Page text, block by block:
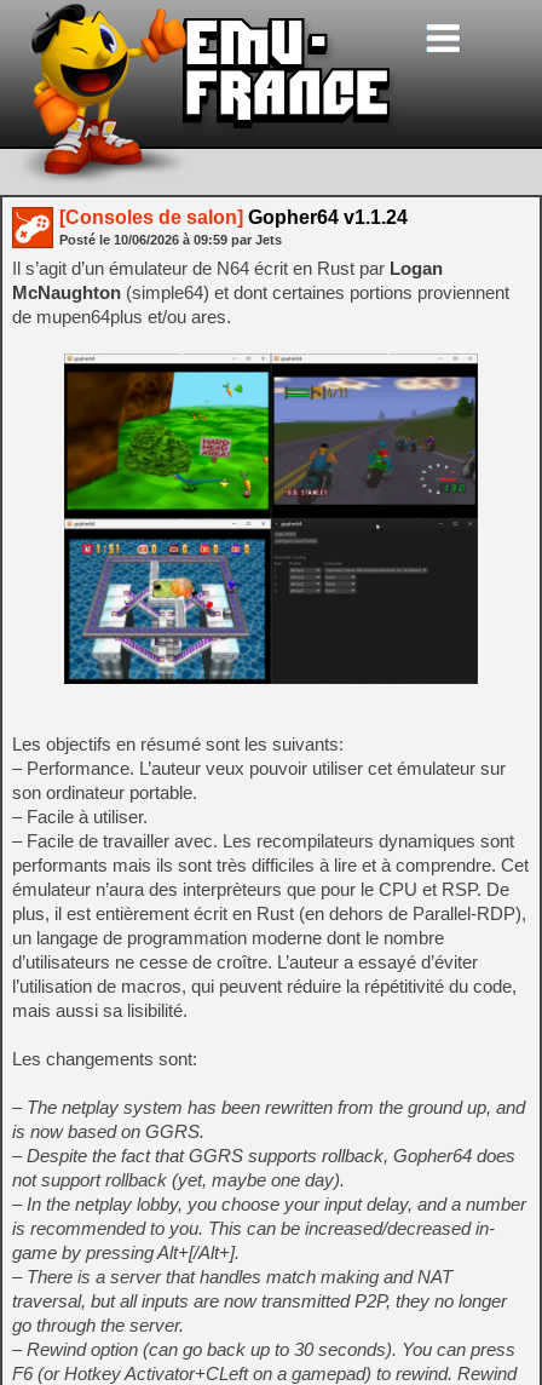
[Consoles de salon] Gopher64 v1.1.24
Posté le 10/06/2026 à 09:59 par Jets
Il s’agit d’un émulateur de N64 écrit en Rust par Logan
McNaughton (simple64) et dont certaines portions proviennent
de mupen64plus et/ou ares.
Les objectifs en résumé sont les suivants:
– Performance. L’auteur veux pouvoir utiliser cet émulateur sur
son ordinateur portable.
– Facile à utiliser.
– Facile de travailler avec. Les recompilateurs dynamiques sont
performants mais ils sont très difficiles à lire et à comprendre. Cet
émulateur n’aura des interprèteurs que pour le CPU et RSP. De
plus, il est entièrement écrit en Rust (en dehors de Parallel-RDP),
un langage de programmation moderne dont le nombre
d’utilisateurs ne cesse de croître. L’auteur a essayé d’éviter
l’utilisation de macros, qui peuvent réduire la répétitivité du code,
mais aussi sa lisibilité.
Les changements sont:
– The netplay system has been rewritten from the ground up, and
is now based on GGRS.
– Despite the fact that GGRS supports rollback, Gopher64 does
not support rollback (yet, maybe one day).
– In the netplay lobby, you choose your input delay, and a number
is recommended to you. This can be increased/decreased in-
game by pressing Alt+[/Alt+].
– There is a server that handles match making and NAT
traversal, but all inputs are now transmitted P2P, they no longer
go through the server.
– Rewind option (can go back up to 30 seconds). You can press
F6 (or Hotkey Activator+CLeft on a gamepad) to rewind. Rewind